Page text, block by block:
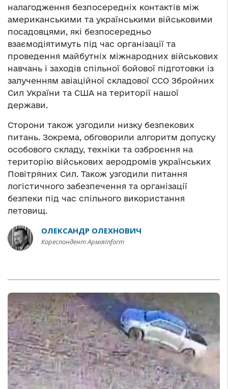
налагодження безпосередніх контактів між
американськими та українськими військовими
посадовцями, які безпосередньо
взаємодіятимуть під час організації та
проведення майбутніх міжнародних військових
навчань і заходів спільної бойової підготовки із
залученням авіаційної складової ССО Збройних
Сил України та США на території нашої
держави.
Сторони також узгодили низку безпекових
питань. Зокрема, обговорили алгоритм допуску
особового складу, техніки та озброєння на
територію військових аеродромів українських
Повітряних Сил. Також узгодили питання
логістичного забезпечення та організації
безпеки під час спільного використання
летовищ.
ОЛЕКСАНДР ОЛЕХНОВИЧ
Кореспондент АрміяInform